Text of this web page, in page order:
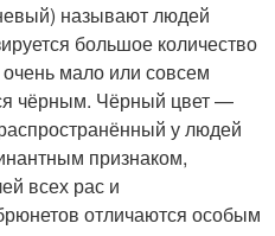
называют людей
большое количество
мало или совсем
чёрным. Чёрный цвет —
у людей
признаком,
всех рас и
отличаются особым